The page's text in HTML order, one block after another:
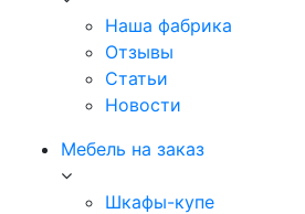
Наша фабрика
Отзывы
Статьи
Новости
Мебель на заказ
Шкафы-купе